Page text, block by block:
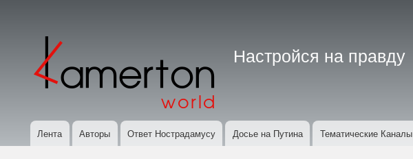
учётной
записи
пользователя
Настройся на правду
Основная
Лента Авторы Ответ Нострадамусу Досье на Путина Тематические Каналы